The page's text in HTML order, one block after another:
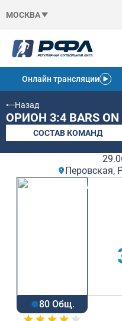
МОСКВА
Онлайн трансляции
Назад
ОРИОН 3:4 BARS ON
СОСТАВ КОМАНД
Перовская,
80 Общ.